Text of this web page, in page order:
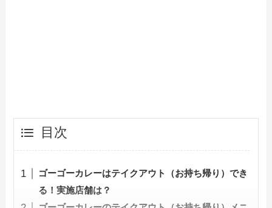
目次
ゴーゴーカレーはテイクアウト（お持ち帰り）でき
る！実施店舗は？